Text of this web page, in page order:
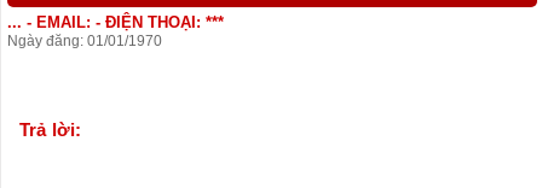
... - EMAIL: - ĐIỆN THOẠI: ***
Ngày đăng: 01/01/1970
Trả lời: